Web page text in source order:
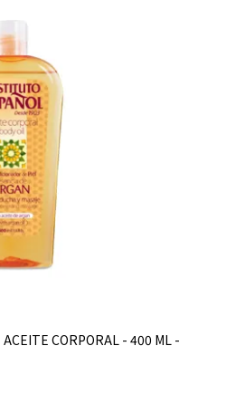
CORPORAL - 400 ML -